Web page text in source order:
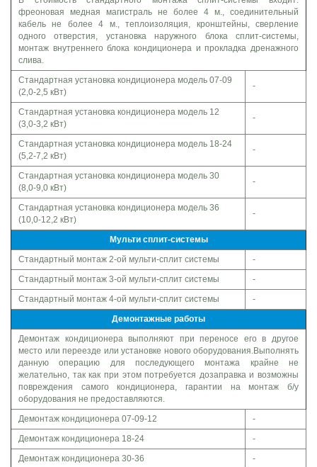
фреоновая медная магистраль не более 4 м., соединительный
кабель не более 4 м., теплоизоляция, кронштейны, сверление
одного отверстия, установка наружного блока сплит-системы,
монтаж внутреннего блока кондиционера и прокладка дренажного
слива.
Стандартная установка кондиционера модель 07-09
(2,0-2,5 кВт)
-
Стандартная установка кондиционера модель 12
(3,0-3,2 кВт)
-
Стандартная установка кондиционера модель 18-24
(5,2-7,2 кВт)
-
Стандартная установка кондиционера модель 30
(8,0-9,0 кВт)
-
Стандартная установка кондиционера модель 36
(10,0-12,2 кВт)
-
Мульти сплит-системы
Стандартный монтаж 2-ой мульти-сплит системы
-
Стандартный монтаж 3-ой мульти-сплит системы
-
Стандартный монтаж 4-ой мульти-сплит системы
-
Демонтажные работы
Демонтаж кондиционера выполняют при переносе его в другое
место или переезде или установке нового оборудования.Выполнять
данную операцию для последующего монтажа крайне не
желательно, так как при этом потребуется дозаправка и возможны
повреждения самого кондиционера, гарантии на монтаж б/у
оборудования не предоставляются.
Демонтаж кондиционера 07-09-12
-
Демонтаж кондиционера 18-24
-
Демонтаж кондиционера 30-36
-